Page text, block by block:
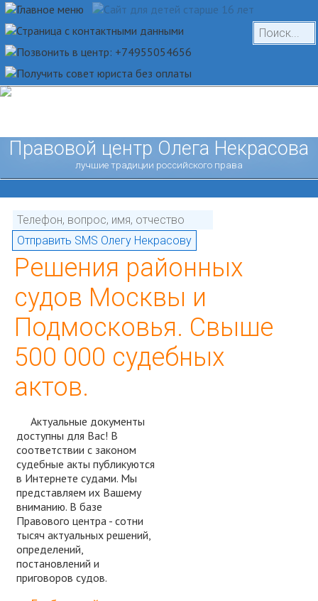
Правовой центр Олега Некрасова
лучшие традиции российского права
Решения районных
судов Москвы и
Подмосковья. Свыше
500 000 судебных
актов.
Актуальные документы
доступны для Вас! В
соответствии с законом
судебные акты публикуются
в Интернете судами. Мы
представляем их Вашему
вниманию. В базе
Правового центра - сотни
тысяч актуальных решений,
определений,
постановлений и
приговоров судов.